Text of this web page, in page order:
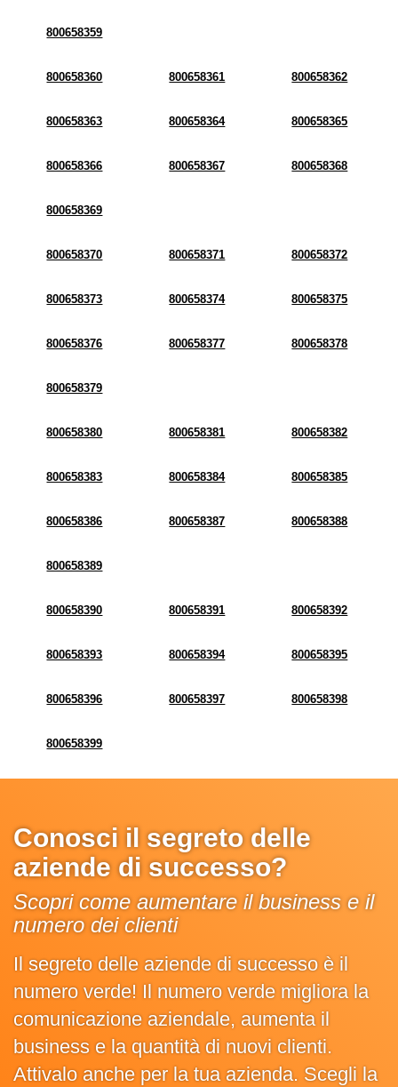
800658359
800658360 800658361 800658362
800658363 800658364 800658365
800658366 800658367 800658368
800658369
800658370 800658371 800658372
800658373 800658374 800658375
800658376 800658377 800658378
800658379
800658380 800658381 800658382
800658383 800658384 800658385
800658386 800658387 800658388
800658389
800658390 800658391 800658392
800658393 800658394 800658395
800658396 800658397 800658398
800658399
Conosci il segreto delle
aziende di successo?
Scopri come aumentare il business e il
numero dei clienti
Il segreto delle aziende di successo è il
numero verde! Il numero verde migliora la
comunicazione aziendale, aumenta il
business e la quantità di nuovi clienti.
Attivalo anche per la tua azienda. Scegli la